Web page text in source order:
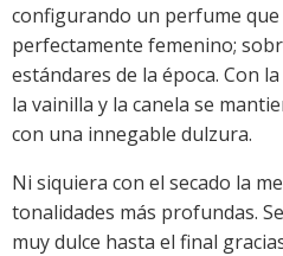
configurando un perfume
perfectamente femenino;
estándares de la época. Con
la vainilla y la canela se
con una innegable dulzura.
Ni siquiera con el secado la
tonalidades más profundas.
muy dulce hasta el final